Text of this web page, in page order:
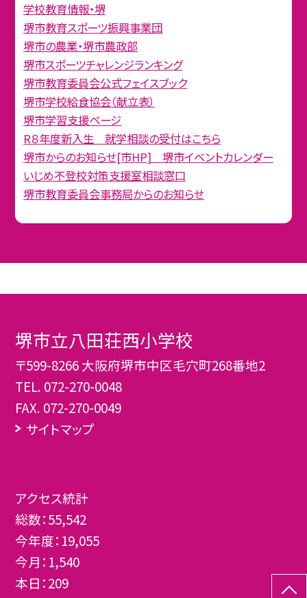
学校教育情報・堺
堺市教育スポーツ振興事業団
堺市の農業・堺市農政部
堺市スポーツチャレンジランキング
堺市教育委員会公式フェイスブック
堺市学校給食協会（献立表）
堺市学習支援ページ
R８年度新入生 就学相談の受付はこちら
堺市からのお知らせ[市HP] 堺市イベントカレンダー
いじめ不登校対策支援室相談窓口
堺市教育委員会事務局からのお知らせ
堺市立八田荘西小学校
〒599-8266 大阪府堺市中区毛穴町268番地2
TEL. 072-270-0048
FAX. 072-270-0049
サイトマップ
アクセス統計
総数：55,542
今年度： 19,055
今月： 1,540
本日：209